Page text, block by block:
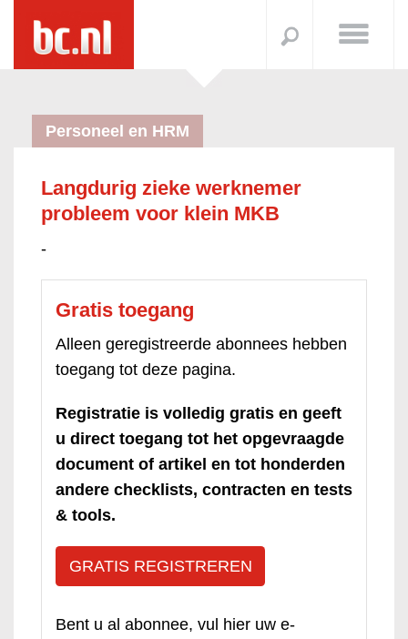
Personeel en HRM
Langdurig zieke werknemer
probleem voor klein MKB
-
Gratis toegang
Alleen geregistreerde abonnees hebben
toegang tot deze pagina.
Registratie is volledig gratis en geeft
u direct toegang tot het opgevraagde
document of artikel en tot honderden
andere checklists, contracten en tests
& tools.
GRATIS REGISTREREN
Bent u al abonnee, vul hier uw e-